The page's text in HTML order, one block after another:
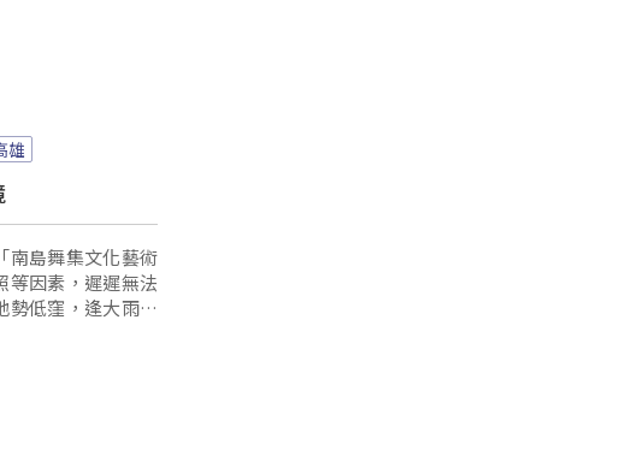
雄
南島舞集文化藝術
等因素，遲遲無法
勢低窪，逢大雨必
雄市議員邀集市
水溝堵塞困境。